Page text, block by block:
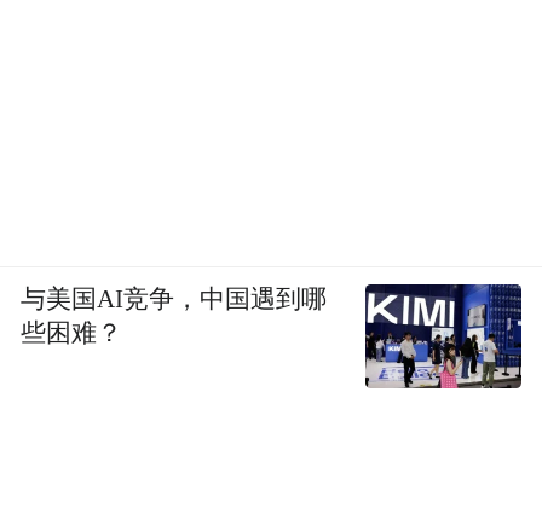
与美国AI竞争，中国遇到哪
些困难？